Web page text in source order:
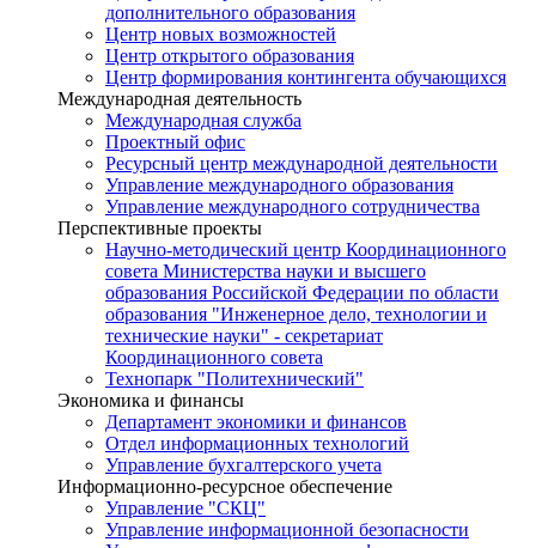
дополнительного образования
Центр новых возможностей
Центр открытого образования
Центр формирования контингента обучающихся
Международная деятельность
Международная служба
Проектный офис
Ресурсный центр международной деятельности
Управление международного образования
Управление международного сотрудничества
Перспективные проекты
Научно-методический центр Координационного
совета Министерства науки и высшего
образования Российской Федерации по области
образования "Инженерное дело, технологии и
технические науки" - секретариат
Координационного совета
Технопарк "Политехнический"
Экономика и финансы
Департамент экономики и финансов
Отдел информационных технологий
Управление бухгалтерского учета
Информационно-ресурсное обеспечение
Управление "СКЦ"
Управление информационной безопасности